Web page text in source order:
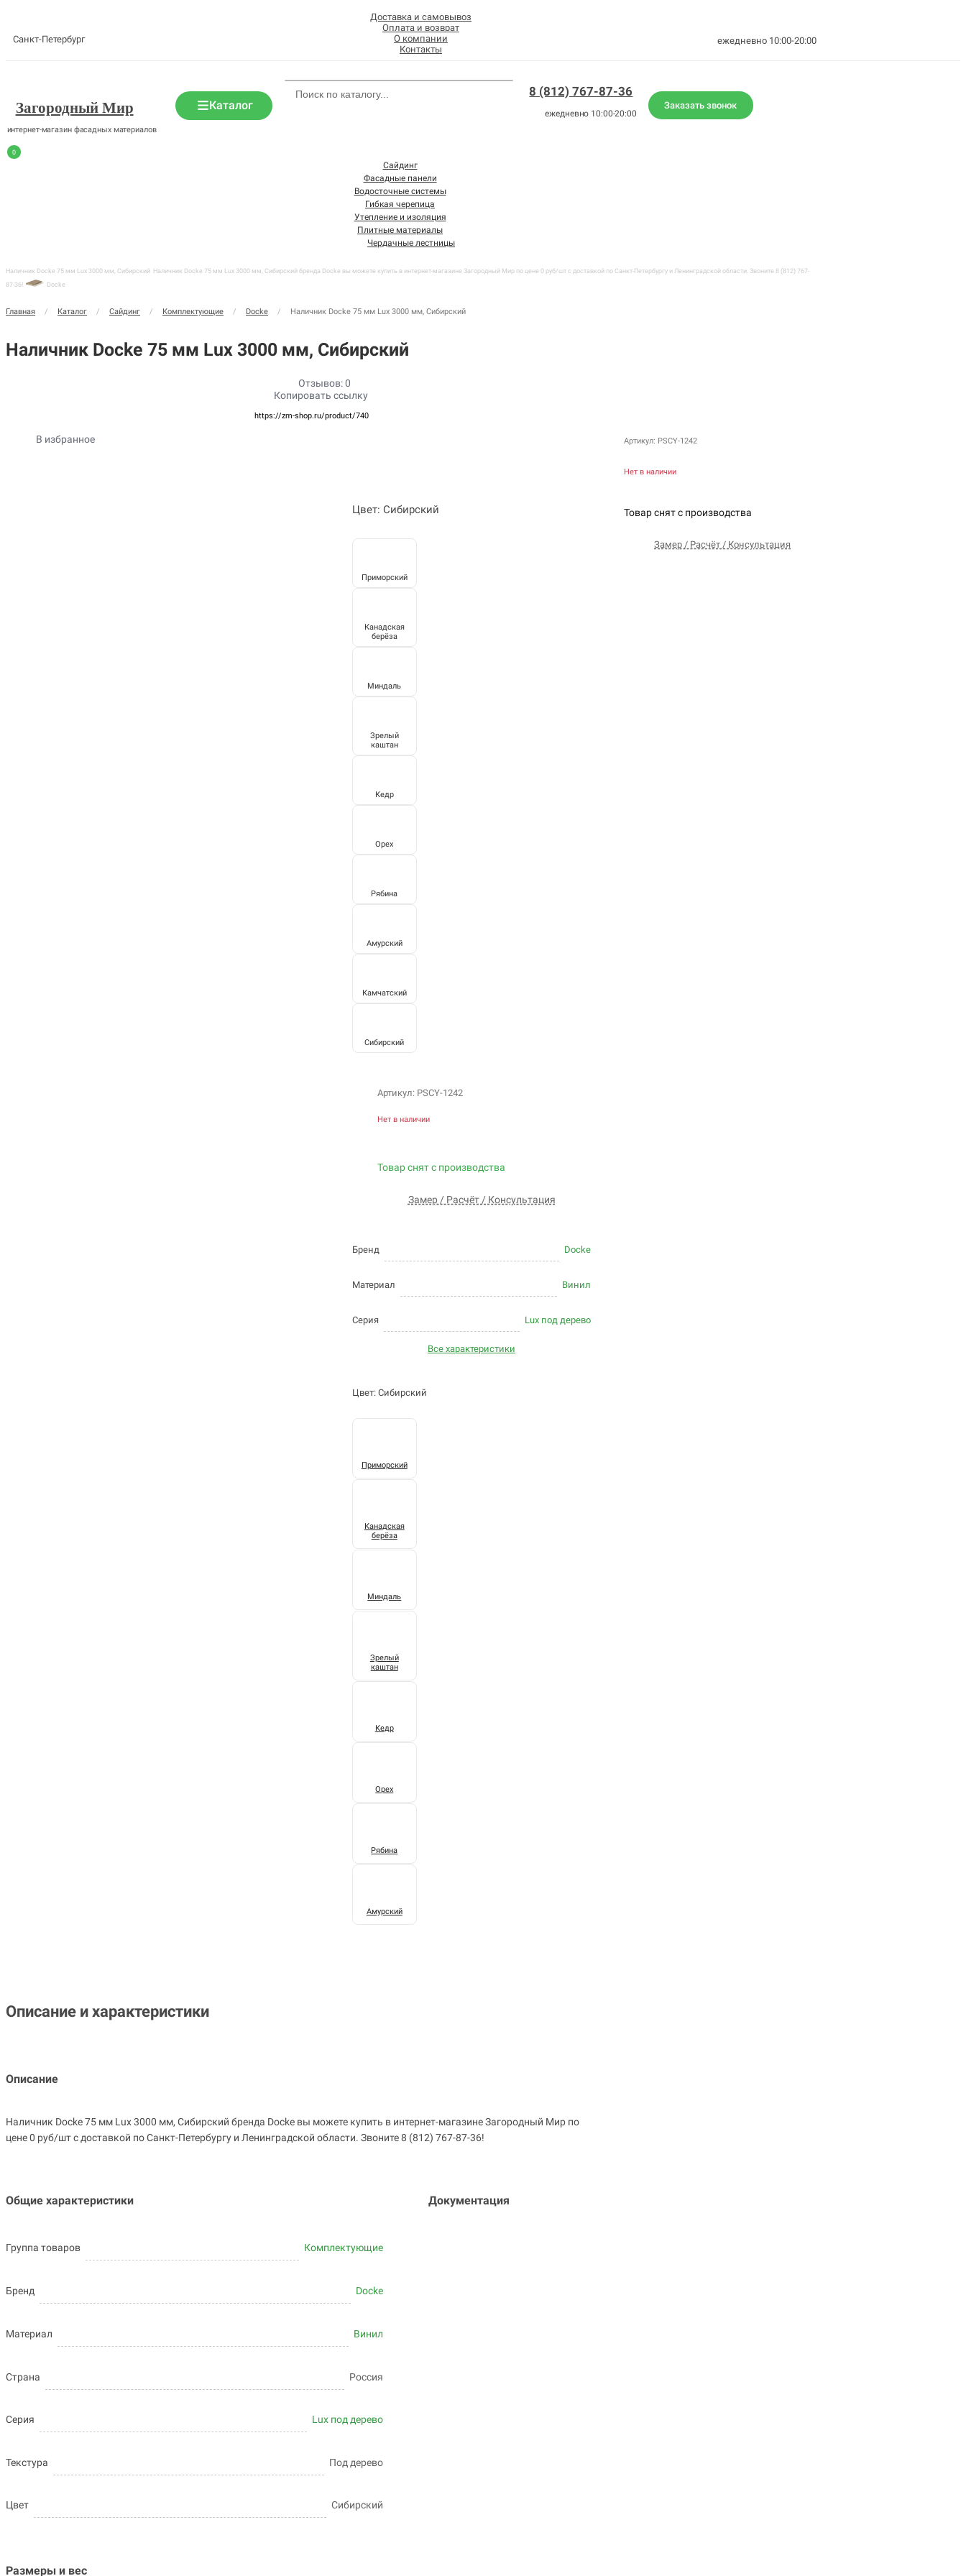
Санкт-Петербург
Доставка и самовывоз
Оплата и возврат
О компании
Контакты
ежедневно 10:00-20:00
Загородный Мир
интернет-магазин фасадных материалов
Каталог
8 (812) 767-87-36
ежедневно 10:00-20:00
Заказать звонок
0
Сайдинг
Фасадные панели
Водосточные системы
Гибкая черепица
Утепление и изоляция
Плитные материалы
Чердачные лестницы
Наличник Docke 75 мм Lux 3000 мм, Сибирский Наличник Docke 75 мм Lux 3000 мм, Сибирский бренда Docke вы можете купить в интернет-магазине Загородный Мир по цене 0 руб/шт с доставкой по Санкт-Петербургу и Ленинградской области. Звоните 8 (812) 767-
87-36!
Docke
Главная / Каталог / Сайдинг / Комплектующие / Docke / Наличник Docke 75 мм Lux 3000 мм, Сибирский
Наличник Docke 75 мм Lux 3000 мм, Сибирский
Отзывов: 0
Копировать ссылку
https://zm-shop.ru/product/740
В избранное
Цвет: Сибирский
Приморский
Канадская
берёза
Миндаль
Зрелый
каштан
Кедр
Орех
Рябина
Амурский
Камчатский
Сибирский
Артикул: PSCY-1242
Нет в наличии
Товар снят с производства
Замер / Расчёт / Консультация
Бренд Docke
Материал Винил
Серия Lux под дерево
Все характеристики
Цвет: Сибирский
Приморский
Канадская
берёза
Миндаль
Зрелый
каштан
Кедр
Орех
Рябина
Амурский
Описание и характеристики
Описание
Наличник Docke 75 мм Lux 3000 мм, Сибирский бренда Docke вы можете купить в интернет-магазине Загородный Мир по
цене 0 руб/шт с доставкой по Санкт-Петербургу и Ленинградской области. Звоните 8 (812) 767-87-36!
Общие характеристики
Группа товаров Комплектующие
Бренд Docke
Материал Винил
Страна Россия
Серия Lux под дерево
Текстура Под дерево
Цвет Сибирский
Размеры и вес
Документация
Артикул: PSCY-1242
Нет в наличии
Товар снят с производства
Замер / Расчёт / Консультация